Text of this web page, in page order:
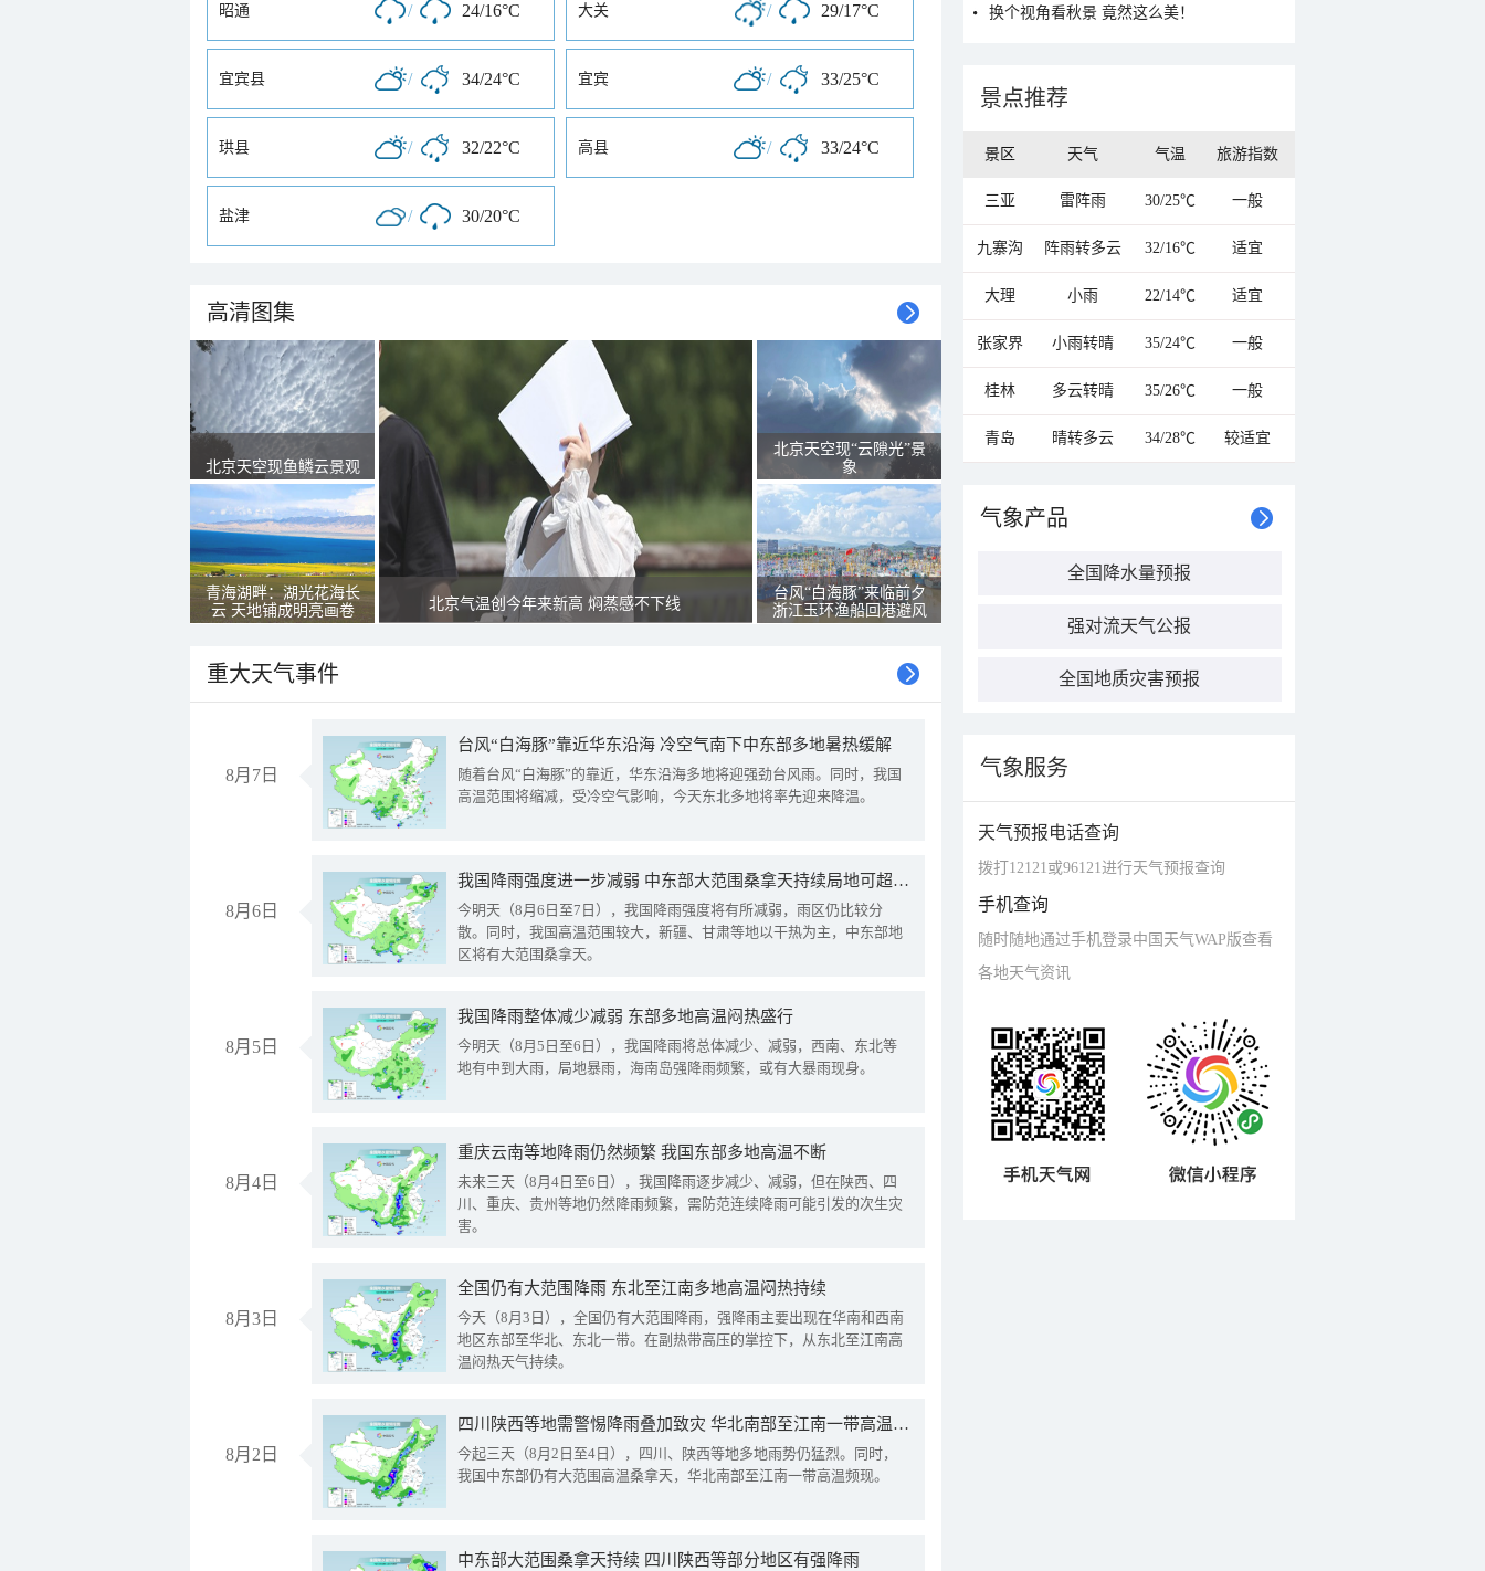
昭通 / 24/16°C 大关 / 29/17°C
宜宾县 / 34/24°C 宜宾 / 33/25°C
珙县 / 32/22°C 高县 / 33/24°C
盐津 / 30/20°C
高清图集
北京天空现鱼鳞云景观
青海湖畔：湖光花海长
云 天地铺成明亮画卷
北京气温创今年来新高 焖蒸感不下线
北京天空现“云隙光”景
象
台风“白海豚”来临前夕
浙江玉环渔船回港避风
重大天气事件
8月7日
台风“白海豚”靠近华东沿海 冷空气南下中东部多地暑热缓解
随着台风“白海豚”的靠近，华东沿海多地将迎强劲台风雨。同时，我国
高温范围将缩减，受冷空气影响，今天东北多地将率先迎来降温。
8月6日
我国降雨强度进一步减弱 中东部大范围桑拿天持续局地可超38℃
今明天（8月6日至7日），我国降雨强度将有所减弱，雨区仍比较分
散。同时，我国高温范围较大，新疆、甘肃等地以干热为主，中东部地
区将有大范围桑拿天。
8月5日
我国降雨整体减少减弱 东部多地高温闷热盛行
今明天（8月5日至6日），我国降雨将总体减少、减弱，西南、东北等
地有中到大雨，局地暴雨，海南岛强降雨频繁，或有大暴雨现身。
8月4日
重庆云南等地降雨仍然频繁 我国东部多地高温不断
未来三天（8月4日至6日），我国降雨逐步减少、减弱，但在陕西、四
川、重庆、贵州等地仍然降雨频繁，需防范连续降雨可能引发的次生灾
害。
8月3日
全国仍有大范围降雨 东北至江南多地高温闷热持续
今天（8月3日），全国仍有大范围降雨，强降雨主要出现在华南和西南
地区东部至华北、东北一带。在副热带高压的掌控下，从东北至江南高
温闷热天气持续。
8月2日
四川陕西等地需警惕降雨叠加致灾 华北南部至江南一带高温频现
今起三天（8月2日至4日），四川、陕西等地多地雨势仍猛烈。同时，
我国中东部仍有大范围高温桑拿天，华北南部至江南一带高温频现。
中东部大范围桑拿天持续 四川陕西等部分地区有强降雨
换个视角看秋景 竟然这么美！
景点推荐
景区 天气 气温 旅游指数
三亚 雷阵雨 30/25℃ 一般
九寨沟 阵雨转多云 32/16℃ 适宜
大理 小雨 22/14℃ 适宜
张家界 小雨转晴 35/24℃ 一般
桂林 多云转晴 35/26℃ 一般
青岛 晴转多云 34/28℃ 较适宜
气象产品
全国降水量预报
强对流天气公报
全国地质灾害预报
气象服务
天气预报电话查询
拨打12121或96121进行天气预报查询
手机查询
随时随地通过手机登录中国天气WAP版查看
各地天气资讯